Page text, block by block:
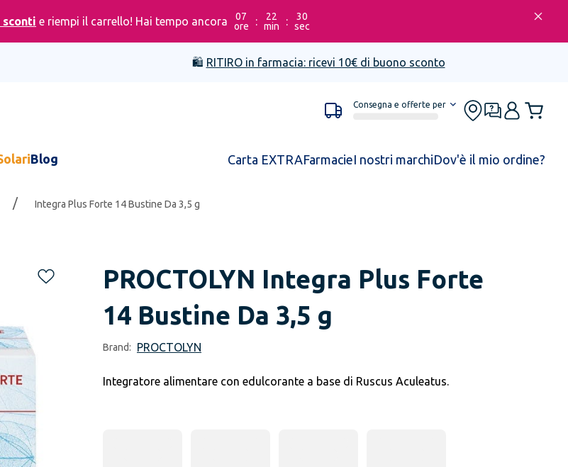
sconti e riempi il carrello! Hai tempo ancora
07
ore
:
22
min
:
30
sec
🛍️ RITIRO in farmacia: ricevi 10€ di buono sconto
Consegna e offerte per
Blog Carta EXTRAFarmacieI nostri marchiDov'è il mio ordine?
/ Integra Plus Forte 14 Bustine Da 3,5 g
PROCTOLYN Integra Plus Forte
14 Bustine Da 3,5 g
Brand: PROCTOLYN
Integratore alimentare con edulcorante a base di Ruscus Aculeatus.